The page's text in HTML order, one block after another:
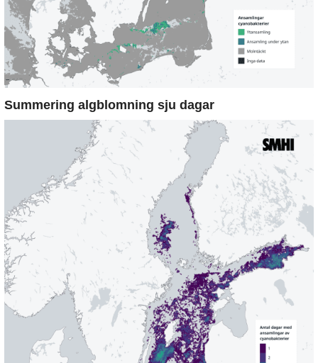
Summering algblomning sju dagar